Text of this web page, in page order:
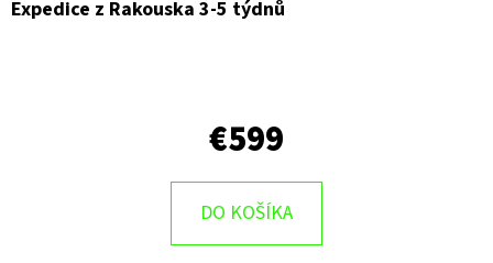
Expedice z Rakouska 3-5 týdnů
€599
DO KOŠÍKA